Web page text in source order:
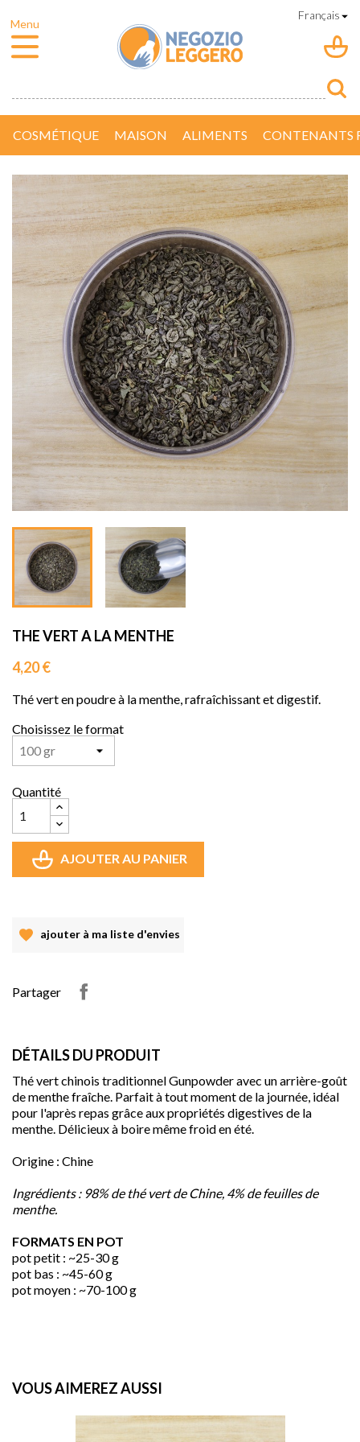


COSMÉTIQUE MAISON ALIMENTS CONTENANTS
THE VERT A LA MENTHE
4,20 €
Thé vert en poudre à la menthe, rafraîchissant et digestif.
Choisissez le format
Quantité

AJOUTER AU PANIER
ajouter à ma liste d'envies
Partager
DÉTAILS DU PRODUIT
Thé vert chinois traditionnel Gunpowder avec un arrière-goût
de menthe fraîche. Parfait à tout moment de la journée, idéal
pour l'après repas grâce aux propriétés digestives de la
menthe. Délicieux à boire même froid en été.
Origine : Chine
Ingrédients : 98% de thé vert de Chine, 4% de feuilles de
menthe.
FORMATS EN POT
pot petit : ~25-30 g
pot bas : ~45-60 g
pot moyen : ~70-100 g
VOUS AIMEREZ AUSSI